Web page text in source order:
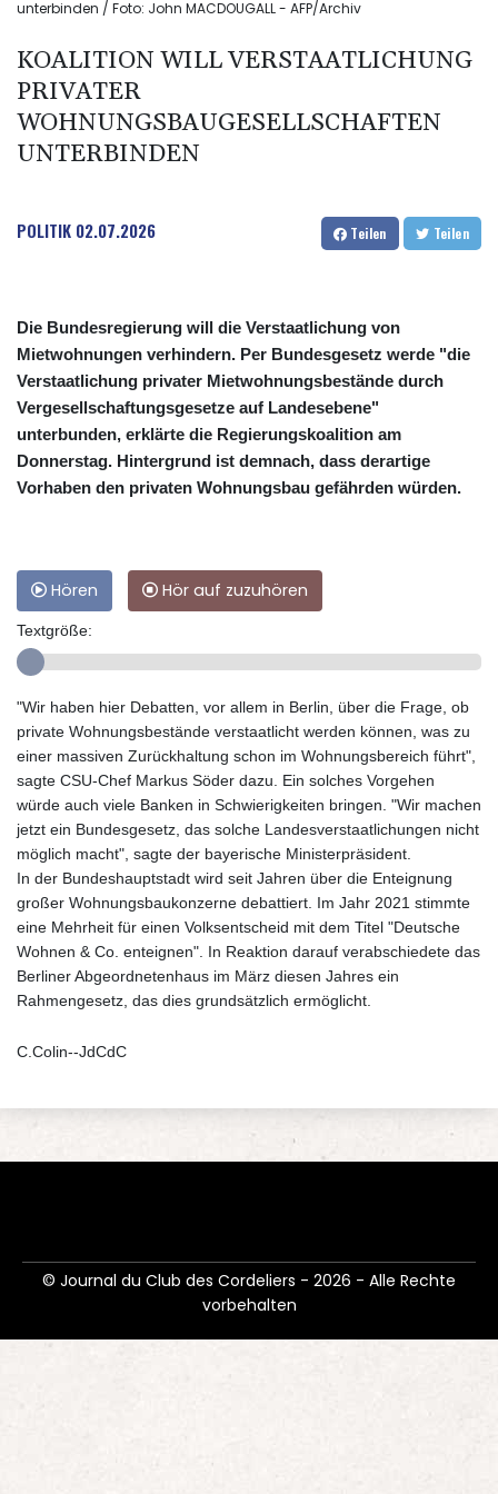
unterbinden / Foto: John MACDOUGALL - AFP/Archiv
KOALITION WILL VERSTAATLICHUNG
PRIVATER
WOHNUNGSBAUGESELLSCHAFTEN
UNTERBINDEN
POLITIK 02.07.2026 Teilen Teilen
Die Bundesregierung will die Verstaatlichung von
Mietwohnungen verhindern. Per Bundesgesetz werde "die
Verstaatlichung privater Mietwohnungsbestände durch
Vergesellschaftungsgesetze auf Landesebene"
unterbunden, erklärte die Regierungskoalition am
Donnerstag. Hintergrund ist demnach, dass derartige
Vorhaben den privaten Wohnungsbau gefährden würden.
Hören Hör auf zuzuhören
Textgröße:
"Wir haben hier Debatten, vor allem in Berlin, über die Frage, ob
private Wohnungsbestände verstaatlicht werden können, was zu
einer massiven Zurückhaltung schon im Wohnungsbereich führt",
sagte CSU-Chef Markus Söder dazu. Ein solches Vorgehen
würde auch viele Banken in Schwierigkeiten bringen. "Wir machen
jetzt ein Bundesgesetz, das solche Landesverstaatlichungen nicht
möglich macht", sagte der bayerische Ministerpräsident.
In der Bundeshauptstadt wird seit Jahren über die Enteignung
großer Wohnungsbaukonzerne debattiert. Im Jahr 2021 stimmte
eine Mehrheit für einen Volksentscheid mit dem Titel "Deutsche
Wohnen & Co. enteignen". In Reaktion darauf verabschiedete das
Berliner Abgeordnetenhaus im März diesen Jahres ein
Rahmengesetz, das dies grundsätzlich ermöglicht.
C.Colin--JdCdC
© Journal du Club des Cordeliers - 2026 - Alle Rechte
vorbehalten